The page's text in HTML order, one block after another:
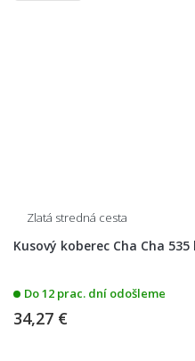
Zlatá stredná cesta
Kusový koberec Cha Cha
Do 12 prac. dní odošleme
34,27 €